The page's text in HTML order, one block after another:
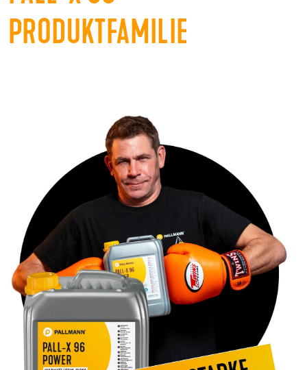
PRODUKTFAMILIE